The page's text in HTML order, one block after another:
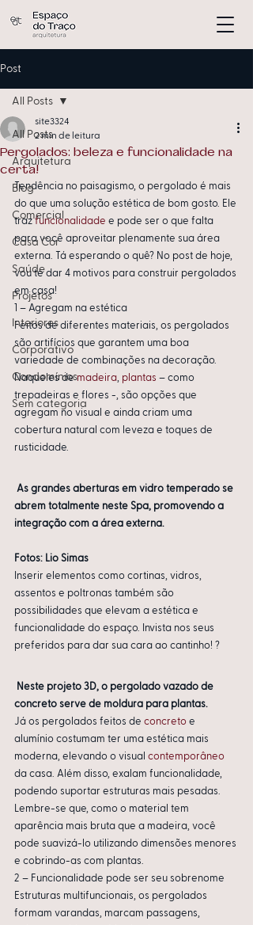
Post
All Posts
Arquitetura
Blog
Comercial
Casa Cor
Saúde
Projetos
Interiores
Corporativo
Condomínios
Sem categoria
All Posts
Pergolados: beleza e funcionalidade na
certa!
site3324
2 min de leitura
Tendência no paisagismo, o pergolado é mais
do que uma solução estética de bom gosto. Ele
traz funcionalidade e pode ser o que falta
para você aproveitar plenamente sua área
externa. Tá esperando o quê? No post de hoje,
vou te dar 4 motivos para construir pergolados
em casa!
1 – Agregam na estética
Feitos de diferentes materiais, os pergolados
são artifícios que garantem uma boa
variedade de combinações na decoração.
Naqueles de madeira, plantas – como
trepadeiras e flores -, são opções que
agregam no visual e ainda criam uma
cobertura natural com leveza e toques de
rusticidade.
As grandes aberturas em vidro temperado se
abrem totalmente neste Spa, promovendo a
integração com a área externa.
Fotos: Lio Simas
Inserir elementos como cortinas, vidros,
assentos e poltronas também são
possibilidades que elevam a estética e
funcionalidade do espaço. Invista nos seus
preferidos para dar sua cara ao cantinho! ?
Neste projeto 3D, o pergolado vazado de
concreto serve de moldura para plantas.
Já os pergolados feitos de concreto e
alumínio costumam ter uma estética mais
moderna, elevando o visual contemporâneo
da casa. Além disso, exalam funcionalidade,
podendo suportar estruturas mais pesadas.
Lembre-se que, como o material tem
aparência mais bruta que a madeira, você
pode suavizá-lo utilizando dimensões menores
e cobrindo-as com plantas.
2 – Funcionalidade pode ser seu sobrenome
Estruturas multifuncionais, os pergolados
formam varandas, marcam passagens,